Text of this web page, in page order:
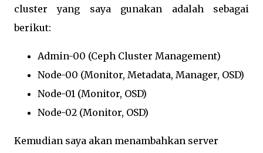
cluster yang saya gunakan adalah sebagai
berikut:
Admin-00 (Ceph Cluster Management)
Node-00 (Monitor, Metadata, Manager, OSD)
Node-01 (Monitor, OSD)
Node-02 (Monitor, OSD)
Kemudian saya akan menambahkan server